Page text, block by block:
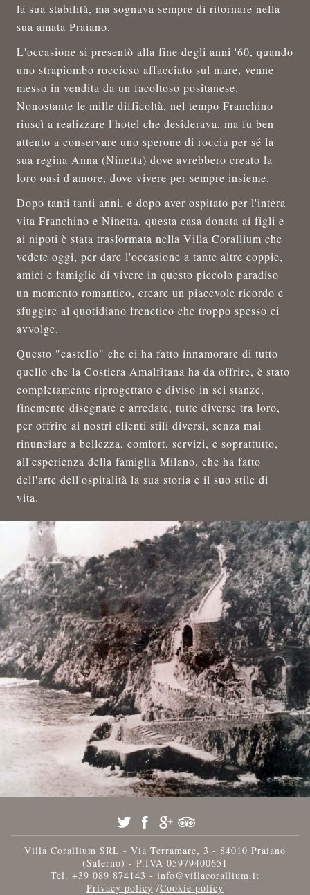
la sua stabilità, ma sognava sempre di ritornare nella
sua amata Praiano.
L'occasione si presentò alla fine degli anni '60, quando
uno strapiombo roccioso affacciato sul mare, venne
messo in vendita da un facoltoso positanese.
Nonostante le mille difficoltà, nel tempo Franchino
riuscì a realizzare l'hotel che desiderava, ma fu ben
attento a conservare uno sperone di roccia per sé la
sua regina Anna (Ninetta) dove avrebbero creato la
loro oasi d'amore, dove vivere per sempre insieme.
Dopo tanti tanti anni, e dopo aver ospitato per l'intera
vita Franchino e Ninetta, questa casa donata ai figli e
ai nipoti è stata trasformata nella Villa Corallium che
vedete oggi, per dare l'occasione a tante altre coppie,
amici e famiglie di vivere in questo piccolo paradiso
un momento romantico, creare un piacevole ricordo e
sfuggire al quotidiano frenetico che troppo spesso ci
avvolge.
Questo "castello" che ci ha fatto innamorare di tutto
quello che la Costiera Amalfitana ha da offrire, è stato
completamente riprogettato e diviso in sei stanze,
finemente disegnate e arredate, tutte diverse tra loro,
per offrire ai nostri clienti stili diversi, senza mai
rinunciare a bellezza, comfort, servizi, e soprattutto,
all'esperienza della famiglia Milano, che ha fatto
dell'arte dell'ospitalità la sua storia e il suo stile di
vita.
Villa Corallium SRL - Via Terramare, 3 - 84010 Praiano
(Salerno) - P.IVA 05979400651
Tel. +39 089 874143 - info@villacorallium.it
Privacy policy /Cookie policy